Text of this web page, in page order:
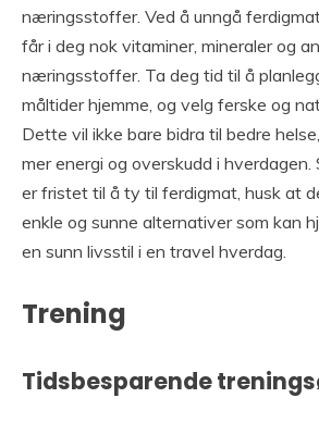
næringsstoffer. Ved å unngå
får i deg nok vitaminer, mineraler og
næringsstoffer. Ta deg tid til å
måltider hjemme, og velg ferske og
Dette vil ikke bare bidra til bedre
mer energi og overskudd i hverdagen.
er fristet til å ty til ferdigmat, husk at
enkle og sunne alternativer som kan
en sunn livsstil i en travel hverdag.
Trening
Tidsbesparende